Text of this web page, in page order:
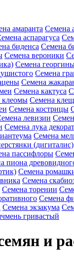
амаранта Семена
аспарагуса
биденса Семена
Семена вероники
Семена
Семена
Семена
Семена кактуса
клеомы Семена
Семена кострицы
левизии
Семена лука
Семена
(дигиталис)
пассифлоры
пиона
Семена
Семена
Семена торении
Семена
Семена экзакума
гривастый
и